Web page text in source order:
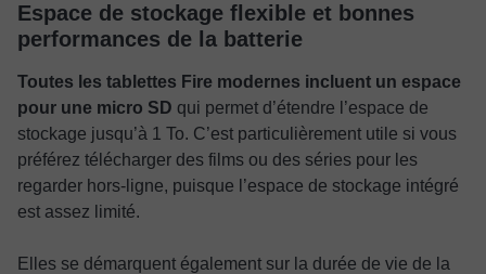
Espace de stockage flexible et bonnes
performances de la batterie
Toutes les tablettes Fire modernes incluent un espace
pour une micro SD qui permet d’étendre l’espace de
stockage jusqu’à 1 To. C’est particulièrement utile si vous
préférez télécharger des films ou des séries pour les
regarder hors-ligne, puisque l’espace de stockage intégré
est assez limité.
Elles se démarquent également sur la durée de vie de la